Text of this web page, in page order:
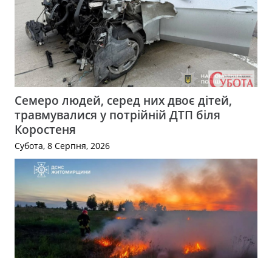
Семеро людей, серед них двоє дітей,
травмувалися у потрійній ДТП біля
Коростеня
Субота, 8 Серпня, 2026